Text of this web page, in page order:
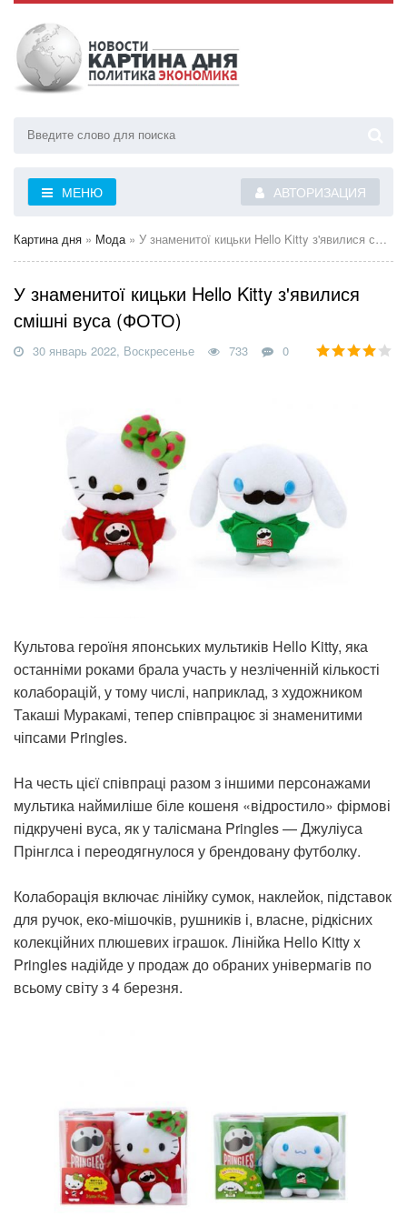
АВТОРИЗАЦИЯ
МЕНЮ
Картина дня » Мода» У знаменитої кицьки Hello Kitty з'явилися смішні вуса (ФОТО)
У знаменитої кицьки Hello Kitty з'явилися
смішні вуса (ФОТО)
30 январь 2022, Воскресенье 733 0
Культова героїня японських мультиків Hello Kitty, яка
останніми роками брала участь у незліченній кількості
колаборацій, у тому числі, наприклад, з художником
Такаші Муракамі, тепер співпрацює зі знаменитими
чіпсами Pringles.
На честь цієї співпраці разом з іншими персонажами
мультика наймиліше біле кошеня «відростило» фірмові
підкручені вуса, як у талісмана Pringles — Джуліуса
Прінглса і переодягнулося у брендовану футболку.
Колаборація включає лінійку сумок, наклейок, підставок
для ручок, еко-мішочків, рушників і, власне, рідкісних
колекційних плюшевих іграшок. Лінійка Hello Kitty x
Pringles надійде у продаж до обраних універмагів по
всьому світу з 4 березня.